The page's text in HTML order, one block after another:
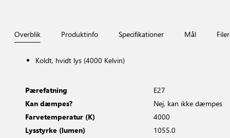
Overblik Produktinfo Specifikationer Mål Filer
Koldt, hvidt lys (4000 Kelvin)
Pærefatning
E27
Kan dæmpes?
Nej, kan ikke dæmpes
Farvetemperatur (K)
4000
Lysstyrke (lumen)
1055.0